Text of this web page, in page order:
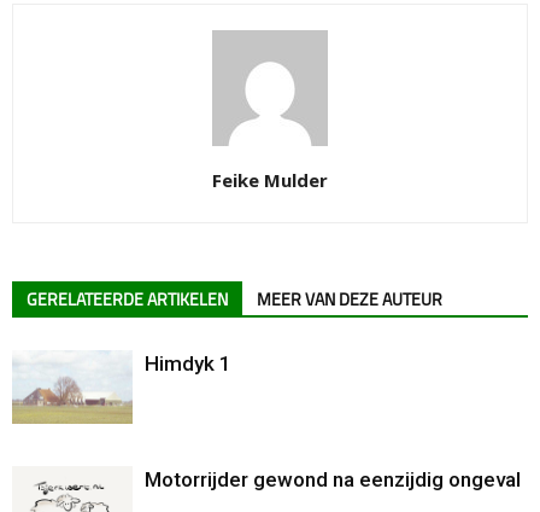
Feike Mulder
GERELATEERDE ARTIKELEN MEER VAN DEZE AUTEUR
Himdyk 1
Motorrijder gewond na eenzijdig ongeval